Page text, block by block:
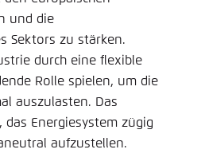
und die
Sektors zu stärken.
durch eine flexible
Rolle spielen, um die
auszulasten. Das
Energiesystem zügig
aufzustellen.